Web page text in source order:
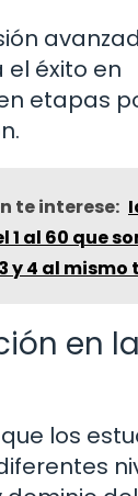
éxito en
etapas
te interese:
1 al 60 que
y 4 al mismo
en la
los